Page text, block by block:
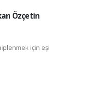
Özçetin
için eşi